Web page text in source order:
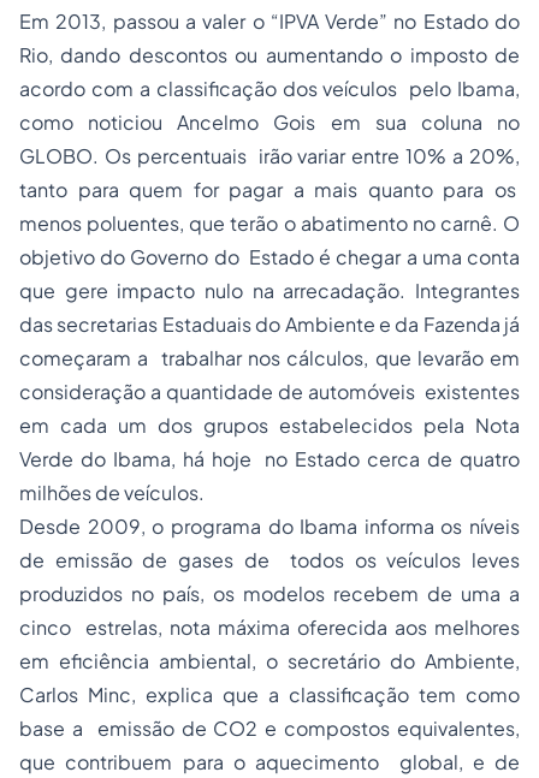
Em 2013, passou a valer o “IPVA Verde” no Estado do
Rio, dando descontos ou aumentando o imposto de
acordo com a classificação dos veículos pelo Ibama,
como noticiou Ancelmo Gois em sua coluna no
GLOBO. Os percentuais irão variar entre 10% a 20%,
tanto para quem for pagar a mais quanto para os
menos poluentes, que terão o abatimento no carnê. O
objetivo do Governo do Estado é chegar a uma conta
que gere impacto nulo na arrecadação. Integrantes
das secretarias Estaduais do Ambiente e da Fazenda já
começaram a trabalhar nos cálculos, que levarão em
consideração a quantidade de automóveis existentes
em cada um dos grupos estabelecidos pela Nota
Verde do Ibama, há hoje no Estado cerca de quatro
milhões de veículos.
Desde 2009, o programa do Ibama informa os níveis
de emissão de gases de todos os veículos leves
produzidos no país, os modelos recebem de uma a
cinco estrelas, nota máxima oferecida aos melhores
em eficiência ambiental, o secretário do Ambiente,
Carlos Minc, explica que a classificação tem como
base a emissão de CO2 e compostos equivalentes,
que contribuem para o aquecimento global, e de